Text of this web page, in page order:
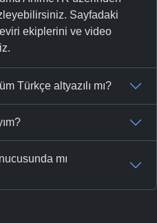
Sayfadaki
ekiplerini ve video
Türkçe altyazılı mı?
mı